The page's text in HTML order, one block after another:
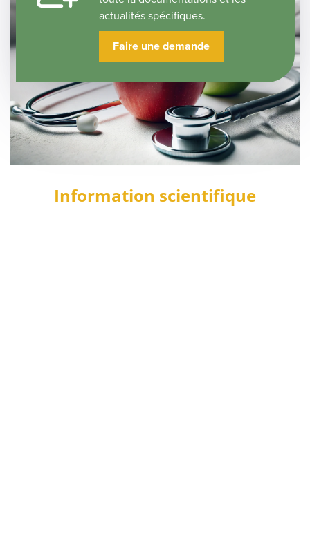
actualités spécifiques.
Faire une demande
Information scientifique